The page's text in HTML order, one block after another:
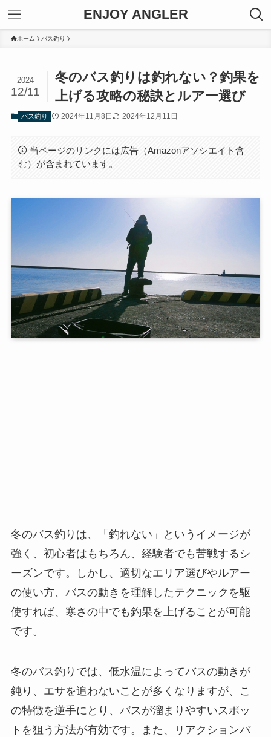
ENJOY ANGLER
ホーム バス釣り
冬のバス釣りは釣れない？釣果を
上げる攻略の秘訣とルアー選び
2024
12/11
バス釣り 2024年11月8日 2024年12月11日
当ページのリンクには広告（Amazonアソシエイト含
む）が含まれています。
冬のバス釣りは、「釣れない」というイメージが
強く、初心者はもちろん、経験者でも苦戦するシ
ーズンです。しかし、適切なエリア選びやルアー
の使い方、バスの動きを理解したテクニックを駆
使すれば、寒さの中でも釣果を上げることが可能
です。
冬のバス釣りでは、低水温によってバスの動きが
鈍り、エサを追わないことが多くなりますが、こ
の特徴を逆手にとり、バスが溜まりやすいスポッ
トを狙う方法が有効です。また、リアクションバ